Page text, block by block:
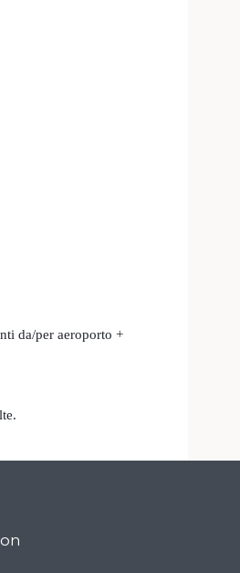
da/per aeroporto +